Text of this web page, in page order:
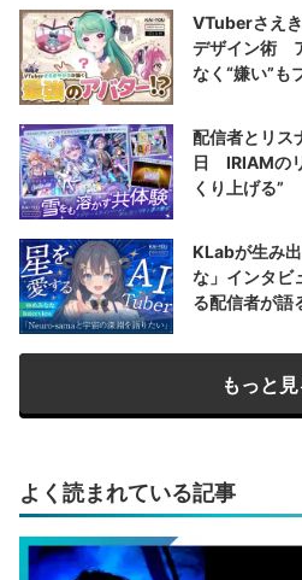
VTuberさえ
デザイン術
なく“嫌い”も
配信者とリス
日 IRIAMの
くり上げる”
KLabが生み
な」インタ
る配信者が語
もっと
よく読まれている記事